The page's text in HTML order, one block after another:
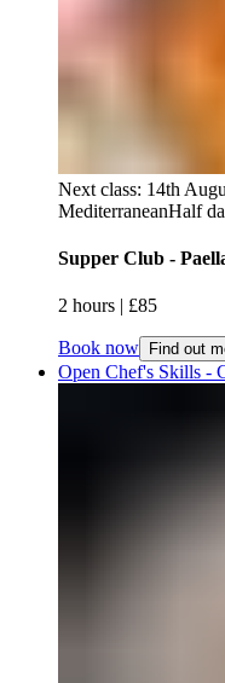
Next class: 14th
MediterraneanHalf
Supper Club - Paella & Sangria​​​​‌
2 hours​​​​‌ ‍ ​‍​‍‌‍ ‌ ​‍‌‍‍‌‌‍‌ ‌‍‍‌‌‍ ‍​‍​‍​ ‍‍​‍​‍‌ ​ ‌‍​‌‌‍ ‍‌‍‍‌‌ ‌​‌ ‍‌​‍ ‍‌‍‍‌‌‍ ​‍​‍​‍ ​​‍​‍‌‍‍​‌ ​‍‌‍‌‌‌‍‌‍​‍​‍​ ‍‍​‍​‍‌‍‍​‌ ‌​‌ ‌​‌ ​​‌ ​ ​ ‍‍​‍ ​‍ ‌‍ ​​‍ ‌‌‍​‌‌‍ ‍‌‍‌​​‍ ‌‌ ​‍​‍ ‌‌‍‍​‌‍ ‌ ‌​‌‍‌‌‌‍ ​‌ ​ ​‍ ‌‌ ​ ‌ ‌​‌ ‌‌‌‍‌​‌‍‍‌‌‍ ​‍ ‍‌ ‌‍‌‍‌‌‌ ​‍‌‍​ ‌‍‌‌‌‍ ​​‍ ‍‌‍​‌‌ ​​‌ ​​​‍ ‌‍‍‌‌‍ ‍‌ ‌​‌‍‌‌‌‍ ‍‌ ‌​​‍ ‌‍‌‌‌‍‌​‌‍‍‌‌ ‌​​‍ ‌‍ ‌‌‍ ‌‍‌​‌‍‌‌​ ‌‌ ​​‌ ​‍‌‍‌‌‌ ​ ‌‍‌‌‌‍ ‍‌ ‌​‌‍​‌‌ ‌​‌‍‍‌‌‍ ‌‍ ‍​ ‍ ‌‍‍‌‌‍‌​​ ‌​ ‌‍​ ‌‌​ ​ ​ ​​​ ​​‌‍​‍‌‍‌‌‌‍​‌​‍ ‌​ ‌ ‌‍‌‌‌‍‌​‌‍​‌​‍ ‌​ ‌​​ ‌​‌‍​‌​ ‍​​‍ ‌‌‍​‍​ ‌ ​ ‍‌‌‍‌‌​‍ ‌​ ‌‍‌‍‌‌​ ‌‌​ ​‍​ ‌‍​ ‍‌​ ​​​ ​‌‌‍​‍​ ‌​‌‍‌‍​ ​‌​ ‍ ‌ ‌​‌ ‍‌‌ ​​‌‍‌‌​ ‌‌‍‍​‌‍ ‌ ‌​‌‍‌‌‌‍ ​‌​​ ‌‍ ​‌‍​‌‌ ​ ‌ ​ ​ ‍ ‌ ​​‌‍​‌‌ ‌​‌‍‍​​ ‌‌ ‌​‌‍‍‌‌‍ ‌‌‍‌‌​ ‌‍​‍‌‍​‌‌ ​ ‌‍‌‌‌‌‌‌‌ ​‍‌‍ ​​ ‌‌‍‍​‌ ‌​‌ ‌​‌ ​​‌ ​ ​‍‌‌​ ​ ‌​​‌​‍‌‌​ ​‍‌​‌‍​‍‌‌​ ​‍‌​‌‍‌‍ ​​‍ ‌‌‍​‌‌‍ ‍‌‍‌​​‍ ‌‌ ​‍​‍ ‌‌‍‍​‌‍ ‌ ‌​‌‍‌‌‌‍ ​‌ ​ ​‍ ‌‌ ​ ‌ ‌​‌ ‌‌‌‍‌​‌‍‍‌‌‍ ​‍ ‍‌ ‌‍‌‍‌‌‌ ​‍‌‍​ ‌‍‌‌‌‍ ​​‍ ‍‌‍​‌‌ ​​‌ ​​​‍‌‍‌‍‍‌‌‍‌​​ ‌​ ‌‍​ ‌‌​ ​ ​ ​​​ ​​‌‍​‍‌‍‌‌‌‍​‌​‍ ‌​ ‌ ‌‍‌‌‌‍‌​‌‍​‌​‍ ‌​ ‌​​ ‌​‌‍​‌​ ‍​​‍ ‌‌‍​‍​ ‌ ​ ‍‌‌‍‌‌​‍ ‌​ ‌‍‌‍‌‌​ ‌‌​ ​‍​ ‌‍​ ‍‌​ ​​​ ​‌‌‍​‍​ ‌​‌‍‌‍​ ​‌​‍‌‍‌ ‌​‌ ‍‌‌ ​​‌‍‌‌​ ‌‌‍‍​‌‍ ‌ ‌​‌‍‌‌‌‍ ​‌​​ ‌‍ ​‌‍​‌‌ ​ ‌ ​ ​‍‌‍‌ ​​‌‍​‌‌ ‌​‌‍‍​​ ‌‌ ‌​‌‍‍‌‌‍ ‌‌‍‌‌​‍‌‍‌ ​​‌‍‌‌‌ ​‍‌ ​ ‌ ​​‌‍‌‌‌‍​ ‌ ‌​‌‍‍‌‌ ‌‍‌‍‌‌​ ‌‌ ​​‌ ‌‌‌‍​‍‌‍ ​‌‍‍‌‌ ​ ‌‍‍​‌‍‌‌‌‍‌​​‍​‍‌ ‌ | £85​​​​‌ ‍ ​‍​‍‌‍ ‌ ​‍‌‍‍‌‌‍‌ ‌‍‍‌‌‍ ‍​‍​‍​ ‍‍​‍​‍‌ ​ ‌‍​‌‌‍ ‍‌‍‍‌‌ ‌​‌ ‍‌​‍ ‍‌‍‍‌‌‍ ​‍​‍​‍ ​​‍​‍‌‍‍​‌ ​‍‌‍‌‌‌‍‌‍​‍​‍​ ‍‍​‍​‍‌‍‍​‌ ‌​‌ ‌​‌ ​​‌ ​ ​ ‍‍​‍ ​‍ ‌‍ ​​‍ ‌‌‍​‌‌‍ ‍‌‍‌​​‍ ‌‌ ​‍​‍ ‌‌‍‍​‌‍ ‌ ‌​‌‍‌‌‌‍ ​‌ ​ ​‍ ‌‌ ​ ‌ ‌​‌ ‌‌‌‍‌​‌‍‍‌‌‍ ​‍ ‍‌ ‌‍‌‍‌‌‌ ​‍‌‍​ ‌‍‌‌‌‍ ​​‍ ‍‌‍​‌‌ ​​‌ ​​​‍ ‌‍‍‌‌‍ ‍‌ ‌​‌‍‌‌‌‍ ‍‌ ‌​​‍ ‌‍‌‌‌‍‌​‌‍‍‌‌ ‌​​‍ ‌‍ ‌‌‍ ‌‍‌​‌‍‌‌​ ‌‌ ​​‌ ​‍‌‍‌‌‌ ​ ‌‍‌‌‌‍ ‍‌ ‌​‌‍​‌‌ ‌​‌‍‍‌‌‍ ‌‍ ‍​ ‍ ‌‍‍‌‌‍‌​​ ‌​ ‌‍​ ‌‌​ ​ ​ ​​​ ​​‌‍​‍‌‍‌‌‌‍​‌​‍ ‌​ ‌ ‌‍‌‌‌‍‌​‌‍​‌​‍ ‌​ ‌​​ ‌​‌‍​‌​ ‍​​‍ ‌‌‍​‍​ ‌ ​ ‍‌‌‍‌‌​‍ ‌​ ‌‍‌‍‌‌​ ‌‌​ ​‍​ ‌‍​ ‍‌​ ​​​ ​‌‌‍​‍​ ‌​‌‍‌‍​ ​‌​ ‍ ‌ ‌​‌ ‍‌‌ ​​‌‍‌‌​ ‌‌‍‍​‌‍ ‌ ‌​‌‍‌‌‌‍ ​‌​​ ‌‍ ​‌‍​‌‌ ​ ‌ ​ ​ ‍ ‌ ​​‌‍​‌‌ ‌​‌‍‍​​ ‌‌ ​​‌ ​‍‌‍‍‌‌‍​ ‌‍‌‌​ ‌‍​‍‌‍​‌‌ ​ ‌‍‌‌‌‌‌‌‌ ​‍‌‍ ​​ ‌‌‍‍​‌ ‌​‌ ‌​‌ ​​‌ ​ ​‍‌‌​ ​ ‌​​‌​‍‌‌​ ​‍‌​‌‍​‍‌‌​ ​‍‌​‌‍‌‍ ​​‍ ‌‌‍​‌‌‍ ‍‌‍‌​​‍ ‌‌ ​‍​‍ ‌‌‍‍​‌‍ ‌ ‌​‌‍‌‌‌‍ ​‌ ​ ​‍ ‌‌ ​ ‌ ‌​‌ ‌‌‌‍‌​‌‍‍‌‌‍ ​‍ ‍‌ ‌‍‌‍‌‌‌ ​‍‌‍​ ‌‍‌‌‌‍ ​​‍ ‍‌‍​‌‌ ​​‌ ​​​‍‌‍‌‍‍‌‌‍‌​​ ‌​ ‌‍​ ‌‌​ ​ ​ ​​​ ​​‌‍​‍‌‍‌‌‌‍​‌​‍ ‌​ ‌ ‌‍‌‌‌‍‌​‌‍​‌​‍ ‌​ ‌​​ ‌​‌‍​‌​ ‍​​‍ ‌‌‍​‍​ ‌ ​ ‍‌‌‍‌‌​‍ ‌​ ‌‍‌‍‌‌​ ‌‌​ ​‍​ ‌‍​ ‍‌​ ​​​ ​‌‌‍​‍​ ‌​‌‍‌‍​ ​‌​‍‌‍‌ ‌​‌ ‍‌‌ ​​‌‍‌‌​ ‌‌‍‍​‌‍ ‌ ‌​‌‍‌‌‌‍ ​‌​​ ‌‍ ​‌‍​‌‌ ​ ‌ ​ ​‍‌‍‌ ​​‌‍​‌‌ ‌​‌‍‍​​ ‌‌ ​​‌ ​‍‌‍‍‌‌‍​ ‌‍‌‌​‍‌‍‌ ​​‌‍‌‌‌ ​‍‌ ​ ‌ ​​‌‍‌‌‌‍​ ‌ ‌​‌‍‍‌‌ ‌‍‌‍‌‌​ ‌‌ ​​‌ ‌‌‌‍​‍‌‍ ​‌‍‍‌‌ ​ ‌‍‍​‌‍‌‌‌‍‌​​‍​‍‌ ‌
Book now Find out
Open Chef's Skills - Cooking Fish & Seafood​​​​‌